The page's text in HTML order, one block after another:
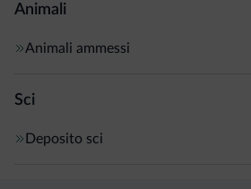
Animali
Animali ammessi
Sci
Deposito sci